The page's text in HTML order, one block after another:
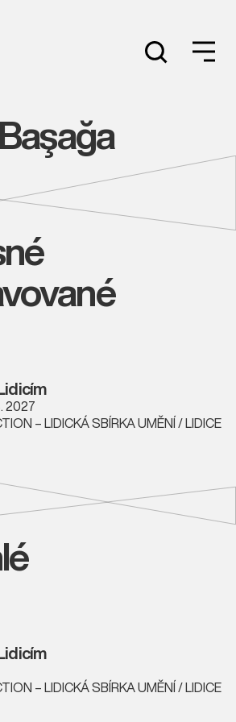
2027
– LIDICKÁ SBÍRKA UMĚNÍ / LIDICE
– LIDICKÁ SBÍRKA UMĚNÍ / LIDICE